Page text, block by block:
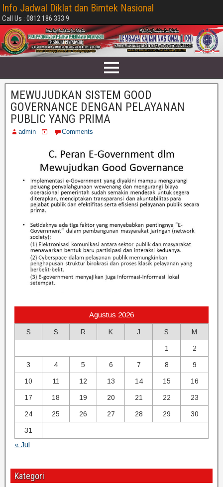
Info Jadwal Diklat dan Bimtek Nasional
Call Us : 0812 186 333 9
MEWUJUDKAN SISTEM GOOD
GOVERNANCE DENGAN PELAYANAN
PUBLIC YANG PRIMA
admin Comments
Agustus 2026
S S R K J S M
1 2
3 4 5 6 7 8 9
10 11 12 13 14 15 16
17 18 19 20 21 22 23
24 25 26 27 28 29 30
31
« Jul
Kategori